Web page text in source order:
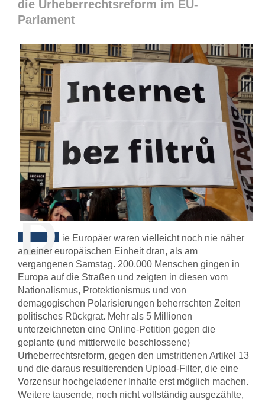
die Urheberrechtsreform im EU-
Parlament
D ie Europäer waren vielleicht noch nie näher
an einer europäischen Einheit dran, als am
vergangenen Samstag. 200.000 Menschen gingen in
Europa auf die Straßen und zeigten in diesen vom
Nationalismus, Protektionismus und von
demagogischen Polarisierungen beherrschten Zeiten
politisches Rückgrat. Mehr als 5 Millionen
unterzeichneten eine Online-Petition gegen die
geplante (und mittlerweile beschlossene)
Urheberrechtsreform, gegen den umstrittenen Artikel 13
und die daraus resultierenden Upload-Filter, die eine
Vorzensur hochgeladener Inhalte erst möglich machen.
Weitere tausende, noch nicht vollständig ausgezählte,